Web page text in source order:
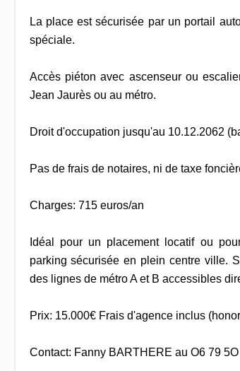
La place est sécurisée par un portail
spéciale.
Accès piéton avec ascenseur ou
Jean Jaurès ou au métro.
Droit d'occupation jusqu'au 10.12.2062
Pas de frais de notaires, ni de taxe
Charges: 715 euros/an
Idéal pour un placement locatif ou
parking sécurisée en plein centre ville.
des lignes de métro A et B accessibles
Prix: 15.000€ Frais d'agence inclus
Contact: Fanny BARTHERE au O6 79